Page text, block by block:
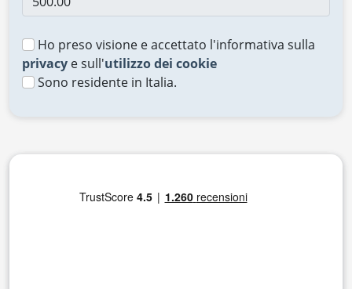
Ho preso visione e accettato l'informativa sulla
privacy e sull'utilizzo dei cookie
Sono residente in Italia.